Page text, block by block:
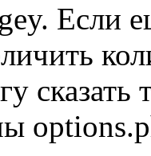
Если
сказать